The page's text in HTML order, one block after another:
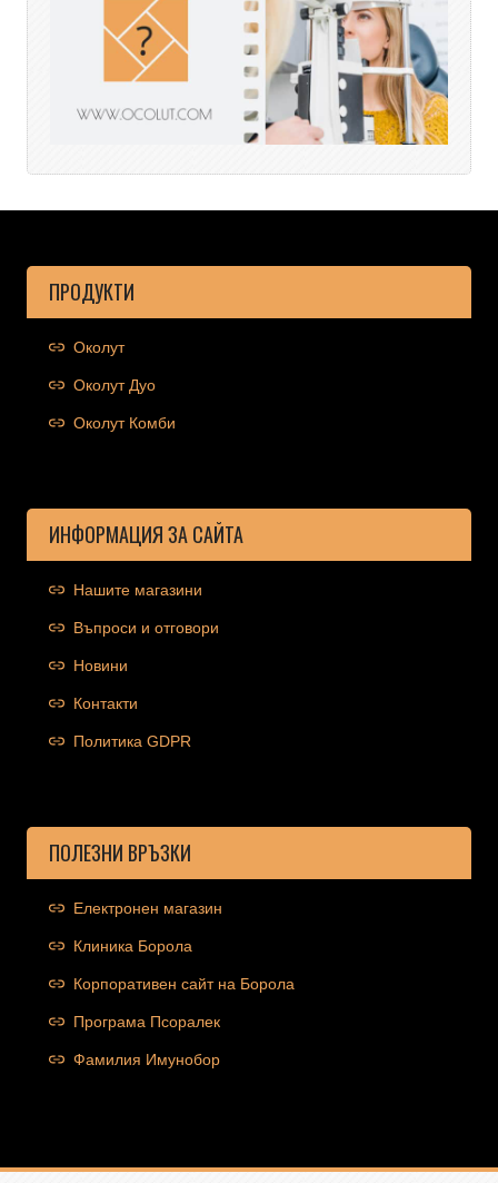
ПРОДУКТИ
Околут
Околут Дуо
Околут Комби
ИНФОРМАЦИЯ ЗА САЙТА
Нашите магазини
Въпроси и отговори
Новини
Контакти
Политика GDPR
ПОЛЕЗНИ ВРЪЗКИ
Електронен магазин
Клиника Борола
Корпоративен сайт на Борола
Програма Псоралек
Фамилия Имунобор